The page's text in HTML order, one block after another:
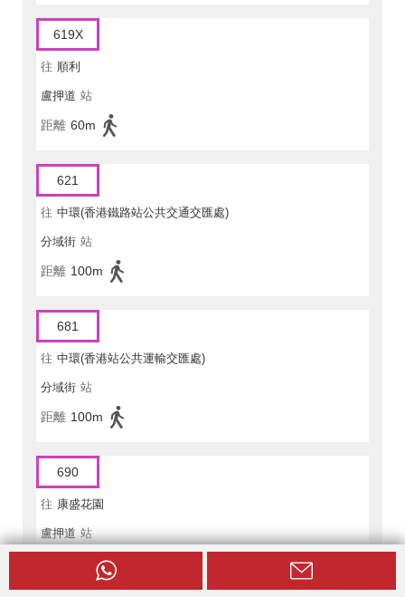
619X
往 順利
盧押道 站
距離 60m
621
往 中環(香港鐵路站公共交通交匯處)
分域街 站
距離 100m
681
往 中環(香港站公共運輸交匯處)
分域街 站
距離 100m
690
往 康盛花園
盧押道 站